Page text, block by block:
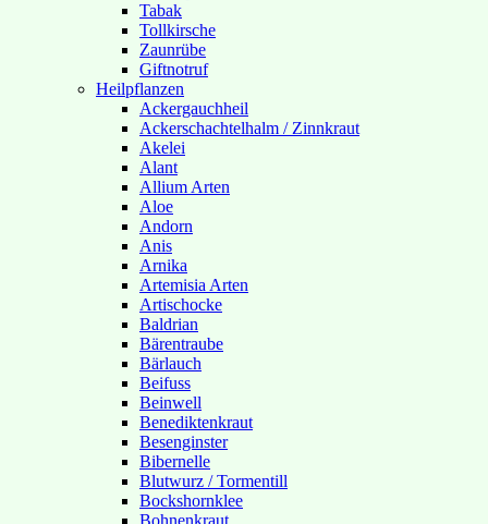
Tabak
Tollkirsche
Zaunrübe
Giftnotruf
Heilpflanzen
Ackergauchheil
Ackerschachtelhalm / Zinnkraut
Akelei
Alant
Allium Arten
Aloe
Andorn
Anis
Arnika
Artemisia Arten
Artischocke
Baldrian
Bärentraube
Bärlauch
Beifuss
Beinwell
Benediktenkraut
Besenginster
Bibernelle
Blutwurz / Tormentill
Bockshornklee
Bohnenkraut